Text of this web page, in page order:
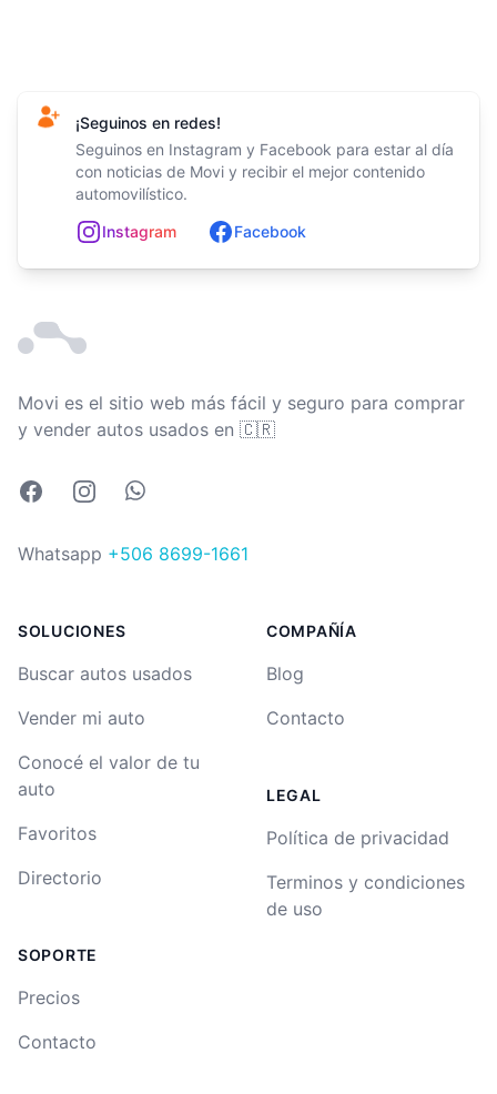
¡Seguinos en redes!
Seguinos en Instagram y Facebook para estar al día
con noticias de Movi y recibir el mejor contenido
automovilístico.
Instagram Facebook
Movi es el sitio web más fácil y seguro para comprar
y vender autos usados en Costa Rica
🇨🇷
FacebookInstagramWhatsapp
Whatsapp +506 8699-1661
SOLUCIONES
Buscar autos usados
Vender mi auto
Conocé el valor de tu
auto
Favoritos
Directorio
SOPORTE
Precios
Contacto
COMPAÑÍA
Blog
Contacto
LEGAL
Política de privacidad
Terminos y condiciones
de uso